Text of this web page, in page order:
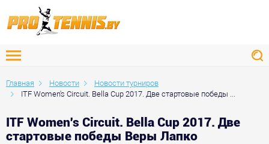
Главная Новости
Новости турниров
ITF Women's Circuit. Bella Cup 2017. Две стартовые победы ...
ITF Women's Circuit. Bella Cup 2017. Две
стартовые победы Веры Лапко